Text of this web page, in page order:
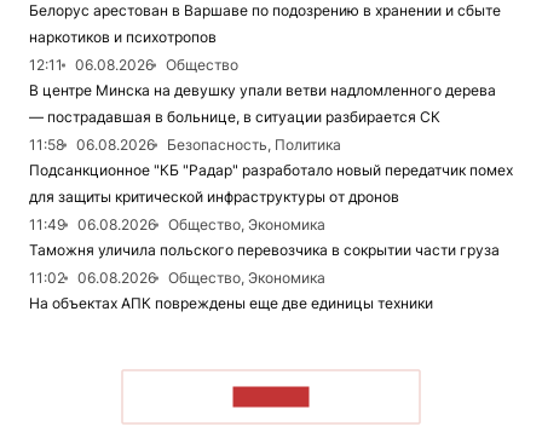
Белорус арестован в Варшаве по подозрению в хранении и сбыте
наркотиков и психотропов
12:11
06.08.2026
Общество
В центре Минска на девушку упали ветви надломленного дерева
— пострадавшая в больнице, в ситуации разбирается СК
11:58
06.08.2026
Безопасность, Политика
Подсанкционное "КБ "Радар" разработало новый передатчик помех
для защиты критической инфраструктуры от дронов
11:49
06.08.2026
Общество, Экономика
Таможня уличила польского перевозчика в сокрытии части груза
11:02
06.08.2026
Общество, Экономика
На объектах АПК повреждены еще две единицы техники